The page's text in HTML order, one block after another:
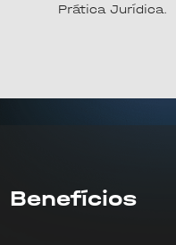
Prática Jurídica.
Benefícios